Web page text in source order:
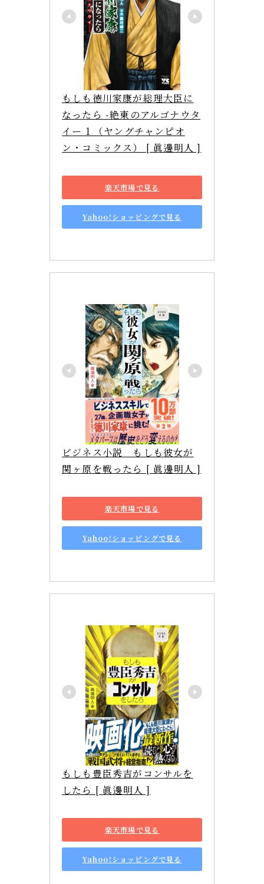
もしも徳川家康が総理大臣に
なったら -絶東のアルゴナウタ
イー 1 （ヤングチャンピオ
ン・コミックス） [ 眞邊明人 ]
楽天市場で見る
Yahoo!ショッピングで見る
ビジネス小説　もしも彼女が
関ヶ原を戦ったら [ 眞邊明人 ]
楽天市場で見る
Yahoo!ショッピングで見る
もしも豊臣秀吉がコンサルを
したら [ 眞邊明人 ]
楽天市場で見る
Yahoo!ショッピングで見る